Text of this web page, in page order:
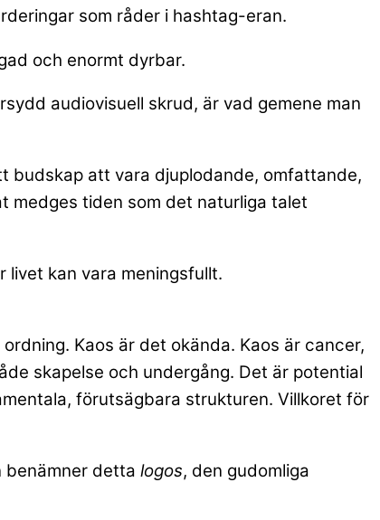
som råder i hashtag-eran.
och enormt dyrbar.
audiovisuell skrud, är vad gemene man
budskap att vara djuplodande, omfattande,
medges tiden som det naturliga talet
livet kan vara meningsfullt.
Kaos är det okända. Kaos är cancer,
skapelse och undergång. Det är potential
förutsägbara strukturen. Villkoret för
benämner detta logos, den gudomliga